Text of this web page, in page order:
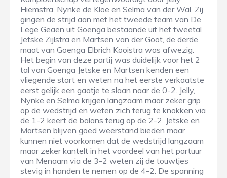
Hiemstra, Nynke de Kloe en Selma van der Wal. Zij
gingen de strijd aan met het tweede team van De
Lege Geaen uit Goenga bestaande uit het tweetal
Jetske Zijlstra en Martsen van der Goot, de derde
maat van Goenga Elbrich Kooistra was afwezig.
Het begin van deze partij was duidelijk voor het 2
tal van Goenga Jetske en Martsen kenden een
vliegende start en weten na het eerste verkaatste
eerst gelijk een gaatje te slaan naar de 0-2. Jelly,
Nynke en Selma krijgen langzaam maar zeker grip
op de wedstrijd en weten zich terug te knokken via
de 1-2 keert de balans terug op de 2-2. Jetske en
Martsen blijven goed weerstand bieden maar
kunnen niet voorkomen dat de wedstrijd langzaam
maar zeker kantelt in het voordeel van het partuur
van Menaam via de 3-2 weten zij de touwtjes
stevig in handen te nemen op de 4-2. De spanning